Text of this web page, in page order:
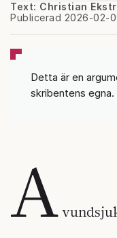
Text: Christian
Publicerad 2026-02-
Detta är en
skribentens egna.
A